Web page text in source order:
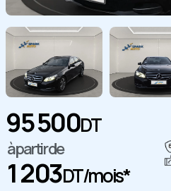
95 500DT
à partir de
1 203DT/mois*
Copier